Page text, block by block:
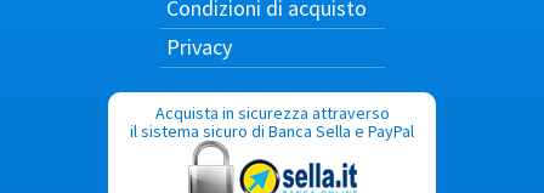
Condizioni di acquisto
Privacy
Acquista in sicurezza attraverso
il sistema sicuro di Banca Sella e PayPal